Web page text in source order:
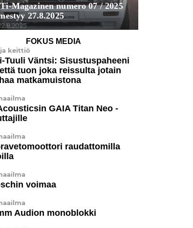
Magazinen numero 07 / 2025
27.8.2025
FOKUS MEDIA
keittiö
Tuuli Väntsi: Sisus­tus­pa­heeni
tuon joka reissulta jotain
matkamuistona
GAIA Titan Neo -
raudattomilla
voimaa
Audion monoblokki